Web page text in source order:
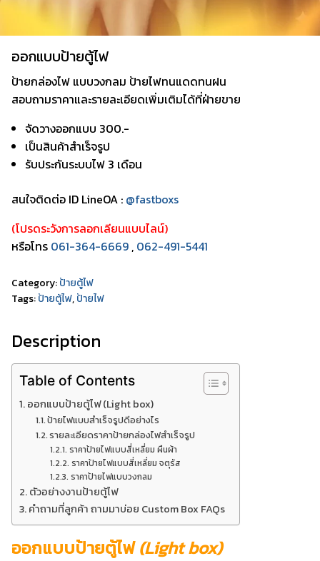
ออกแบบป้ายตู้ไฟ
ป้ายกล่องไฟ แบบวงกลม ป้ายไฟทนแดดทนฝน
สอบถามราคาและรายละเอียดเพิ่มเติมได้ที่ฝ่ายขาย
จัดวางออกแบบ 300.-
เป็นสินค้าสำเร็จรูป
รับประกันระบบไฟ 3 เดือน
สนใจติดต่อ ID LineOA : @fastboxs
(โปรดระวังการลอกเลียนแบบไลน์)
หรือโทร 061-364-6669 , 062-491-5441
Category:ป้ายตู้ไฟ
Tags:ป้ายตู้ไฟ,ป้ายไฟ
Description
Table of Contents
ออกแบบป้ายตู้ไฟ (Light box)
ป้ายไฟแบบสำเร็จรูปดีอย่างไร
รายละเอียดราคาป้ายกล่องไฟสำเร็จรูป
ราคาป้ายไฟแบบสี่เหลี่ยม ผืนผ้า
ราคาป้ายไฟแบบสี่เหลี่ยม จตุรัส
ราคาป้ายไฟแบบวงกลม
ตัวอย่างงานป้ายตู้ไฟ
คำถามที่ลูกค้า ถามมาบ่อย Custom Box FAQs
ออกแบบป้ายตู้ไฟ(Light box)